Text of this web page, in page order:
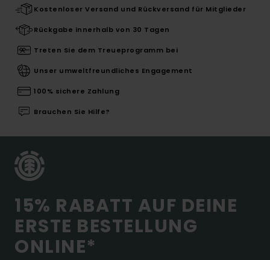
Kostenloser Versand und Rückversand für Mitglieder
Rückgabe innerhalb von 30 Tagen
Treten Sie dem Treueprogramm bei
Unser umweltfreundliches Engagement
100% sichere Zahlung
Brauchen Sie Hilfe?
15% RABATT AUF DEINE
ERSTE BESTELLUNG
ONLINE*